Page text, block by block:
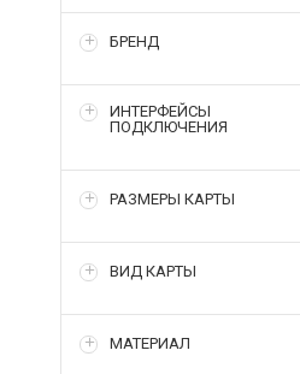
БРЕНД
ИНТЕРФЕЙСЫ
ПОДКЛЮЧЕНИЯ
РАЗМЕРЫ КАРТЫ
ВИД КАРТЫ
МАТЕРИАЛ